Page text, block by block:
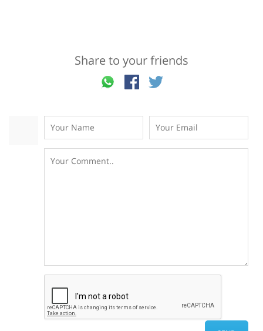
Share to your friends